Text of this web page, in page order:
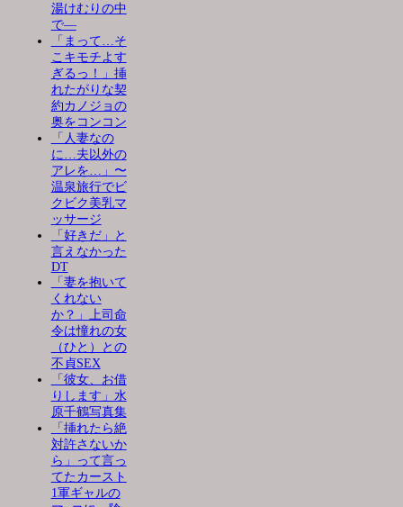
湯けむりの中
で―
「まって…そ
こキモチよす
ぎるっ！」挿
れたがりな契
約カノジョの
奥をコンコン
「人妻なの
に…夫以外の
アレを…」〜
温泉旅行でビ
クビク美乳マ
ッサージ
「好きだ」と
言えなかった
DT
「妻を抱いて
くれない
か？」上司命
令は憧れの女
（ひと）との
不貞SEX
「彼女、お借
りします」水
原千鶴写真集
「挿れたら絶
対許さないか
ら」って言っ
てたカースト
1軍ギャルの